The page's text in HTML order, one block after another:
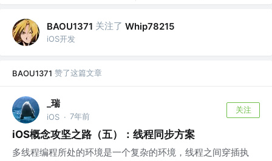
BAOU1371 关注了 Whip78215
iOS开发
BAOU1371 赞了这篇文章
_瑞
iOS · 7年前
关注
iOS概念攻坚之路（五）：线程同步方案
多线程编程所处的环境是一个复杂的环境，线程之间穿插执